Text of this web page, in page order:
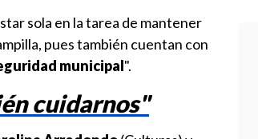
sola en la tarea de mantener
pues también cuentan con
municipal".
cuidarnos"